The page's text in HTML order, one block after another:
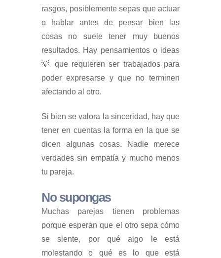
rasgos, posiblemente sepas que actuar
o hablar antes de pensar bien las
cosas no suele tener muy buenos
resultados. Hay pensamientos o ideas
💡 que requieren ser trabajados para
poder expresarse y que no terminen
afectando al otro.
Si bien se valora la sinceridad, hay que
tener en cuentas la forma en la que se
dicen algunas cosas. Nadie merece
verdades sin empatía y mucho menos
tu pareja.
No supongas
Muchas parejas tienen problemas
porque esperan que el otro sepa cómo
se siente, por qué algo le está
molestando o qué es lo que está